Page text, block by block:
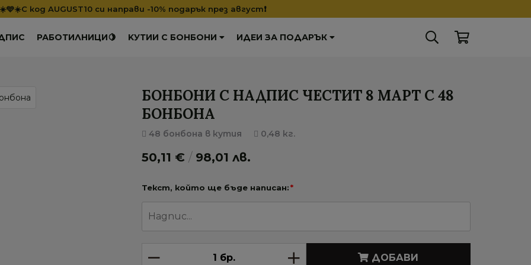
☀️🩵☀️С код AUGUST10 си направи -10% подарък през август❗
РАБОТИЛНИЦИ🍋 KУТИИ С БОНБОНИ ИДЕИ ЗА ПОДАРЪК
БОНБОНИ С НАДПИС ЧЕСТИТ 8 МАРТ С 48
БОНБОНА
48 бонбона в кутия 0,48 кг.
50,11 € / 98,01 лв.
Текст, който ще бъде написан:*
ДОБАВИ